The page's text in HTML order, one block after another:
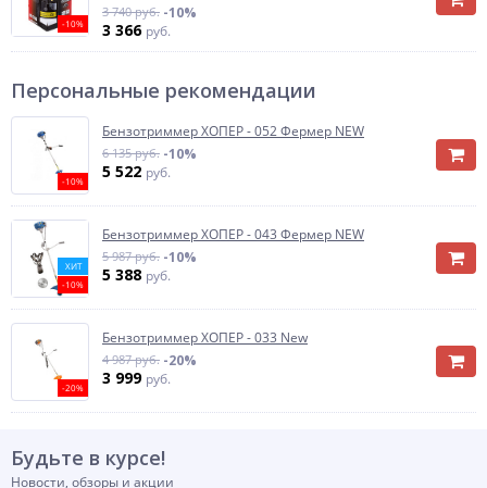
-10%
3 740 руб. -10%
3 366 руб.
Персональные рекомендации
-10%
Бензотриммер ХОПЕР - 052 Фермер NEW
6 135 руб. -10%
5 522 руб.
ХИТ
-10%
Бензотриммер ХОПЕР - 043 Фермер NEW
5 987 руб. -10%
5 388 руб.
-20%
Бензотриммер ХОПЕР - 033 New
4 987 руб. -20%
3 999 руб.
Будьте в курсе!
Новости, обзоры и акции